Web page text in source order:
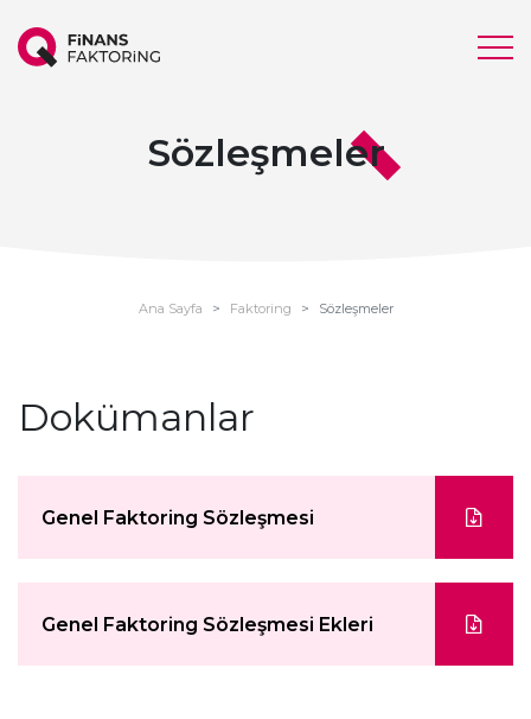
Sözleşmeler
Ana Sayfa Faktoring Sözleşmeler
Dokümanlar
Genel Faktoring Sözleşmesi
Genel Faktoring Sözleşmesi Ekleri